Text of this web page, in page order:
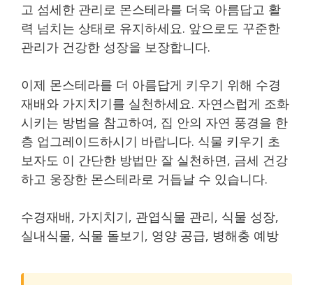
고 섬세한 관리로 몬스테라를 더욱 아름답고 활
력 넘치는 상태로 유지하세요. 앞으로도 꾸준한
관리가 건강한 성장을 보장합니다.
이제 몬스테라를 더 아름답게 키우기 위해 수경
재배와 가지치기를 실천하세요. 자연스럽게 조화
시키는 방법을 참고하여, 집 안의 자연 풍경을 한
층 업그레이드하시기 바랍니다. 식물 키우기 초
보자도 이 간단한 방법만 잘 실천하면, 금세 건강
하고 웅장한 몬스테라로 거듭날 수 있습니다.
수경재배, 가지치기, 관엽식물 관리, 식물 성장,
실내식물, 식물 돌보기, 영양 공급, 병해충 예방